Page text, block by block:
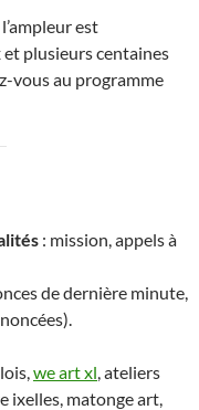
est
et plusieurs centaines
vous au programme
: mission, appels à
de dernière minute,
we art xl , ateliers
ixelles, matonge art,